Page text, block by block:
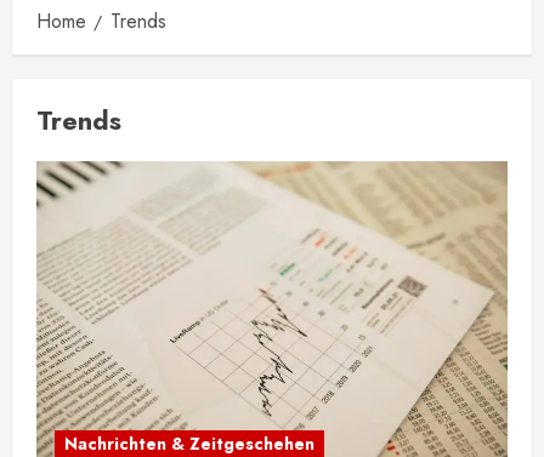
Home Trends
Trends
Nachrichten & Zeitgeschehen